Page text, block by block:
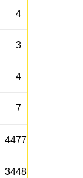
4
3
4
7
44774
34489